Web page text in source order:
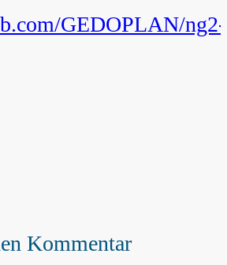
GEDOPLAN/ng2-
Kommentar